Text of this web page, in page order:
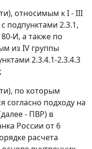
относимым к I - III
подпунктами 2.3.1,
И, а также по
из IV группы
2.3.4.1-2.3.4.3
по которым
согласно подходу на
- ПВР) в
России от 6
расчета